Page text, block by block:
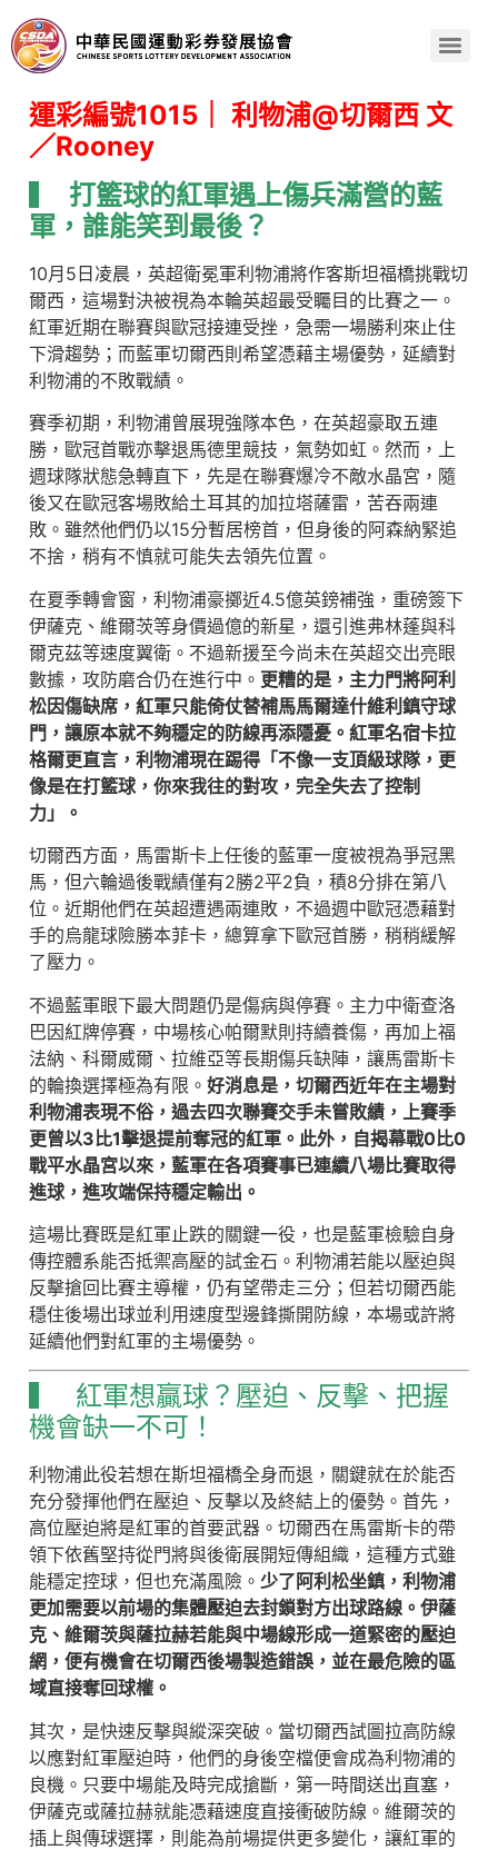
運彩編號1015｜ 利物浦@切爾西 文
／Rooney
打籃球的紅軍遇上傷兵滿營的藍
軍，誰能笑到最後？
10月5日凌晨，英超衛冕軍利物浦將作客斯坦福橋挑戰切
爾西，這場對決被視為本輪英超最受矚目的比賽之一。
紅軍近期在聯賽與歐冠接連受挫，急需一場勝利來止住
下滑趨勢；而藍軍切爾西則希望憑藉主場優勢，延續對
利物浦的不敗戰績。
賽季初期，利物浦曾展現強隊本色，在英超豪取五連
勝，歐冠首戰亦擊退馬德里競技，氣勢如虹。然而，上
週球隊狀態急轉直下，先是在聯賽爆冷不敵水晶宮，隨
後又在歐冠客場敗給土耳其的加拉塔薩雷，苦吞兩連
敗。雖然他們仍以15分暫居榜首，但身後的阿森納緊追
不捨，稍有不慎就可能失去領先位置。
在夏季轉會窗，利物浦豪擲近4.5億英鎊補強，重磅簽下
伊薩克、維爾茨等身價過億的新星，還引進弗林蓬與科
爾克茲等速度翼衛。不過新援至今尚未在英超交出亮眼
數據，攻防磨合仍在進行中。 更糟的是，主力門將阿利
松因傷缺席，紅軍只能倚仗替補馬馬爾達什維利鎮守球
門，讓原本就不夠穩定的防線再添隱憂。紅軍名宿卡拉
格爾更直言，利物浦現在踢得「不像一支頂級球隊，更
像是在打籃球，你來我往的對攻，完全失去了控制
力」。
切爾西方面，馬雷斯卡上任後的藍軍一度被視為爭冠黑
馬，但六輪過後戰績僅有2勝2平2負，積8分排在第八
位。近期他們在英超遭遇兩連敗，不過週中歐冠憑藉對
手的烏龍球險勝本菲卡，總算拿下歐冠首勝，稍稍緩解
了壓力。
不過藍軍眼下最大問題仍是傷病與停賽。主力中衛查洛
巴因紅牌停賽，中場核心帕爾默則持續養傷，再加上福
法納、科爾威爾、拉維亞等長期傷兵缺陣，讓馬雷斯卡
的輪換選擇極為有限。 好消息是，切爾西近年在主場對
利物浦表現不俗，過去四次聯賽交手未嘗敗績，上賽季
更曾以3比1擊退提前奪冠的紅軍。此外，自揭幕戰0比0
戰平水晶宮以來，藍軍在各項賽事已連續八場比賽取得
進球，進攻端保持穩定輸出。
這場比賽既是紅軍止跌的關鍵一役，也是藍軍檢驗自身
傳控體系能否抵禦高壓的試金石。利物浦若能以壓迫與
反擊搶回比賽主導權，仍有望帶走三分；但若切爾西能
穩住後場出球並利用速度型邊鋒撕開防線，本場或許將
延續他們對紅軍的主場優勢。
▍ 紅軍想贏球？壓迫、反擊、把握
機會缺一不可！
利物浦此役若想在斯坦福橋全身而退，關鍵就在於能否
充分發揮他們在壓迫、反擊以及終結上的優勢。首先，
高位壓迫將是紅軍的首要武器。切爾西在馬雷斯卡的帶
領下依舊堅持從門將與後衛展開短傳組織，這種方式雖
能穩定控球，但也充滿風險。 少了阿利松坐鎮，利物浦
更加需要以前場的集體壓迫去封鎖對方出球路線。伊薩
克、維爾茨與薩拉赫若能與中場線形成一道緊密的壓迫
網，便有機會在切爾西後場製造錯誤，並在最危險的區
域直接奪回球權。
其次，是快速反擊與縱深突破。當切爾西試圖拉高防線
以應對紅軍壓迫時，他們的身後空檔便會成為利物浦的
良機。只要中場能及時完成搶斷，第一時間送出直塞，
伊薩克或薩拉赫就能憑藉速度直接衝破防線。維爾茨的
插上與傳球選擇，則能為前場提供更多變化，讓紅軍的